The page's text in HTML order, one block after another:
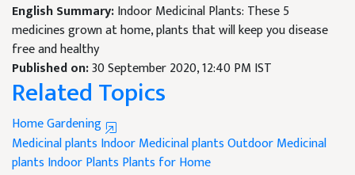
English Summary:Indoor Medicinal Plants: These 5
medicines grown at home, plants that will keep you disease
free and healthy
Published on:30 September 2020, 12:40 PM IST
Related Topics
Home Gardening
Medicinal plants Indoor Medicinal plantsOutdoor Medicinal
plants Indoor Plants Plants for Home